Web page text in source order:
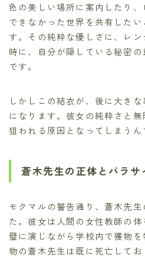
色の美しい場所に案内したり
できなかった世界を共有した
す。その純粋な優しさに、レ
時に、自分が隠している秘密
です。
しかしこの結衣が、後に大き
になります。彼女の純粋さと
狙われる原因となってしまうん
蒼木先生の正体とパラサ
モクマルの警告通り、蒼木先
た。彼女は人間の女性教師の
璧に演じながら学校内で獲物
物の蒼木先生は既に死亡して